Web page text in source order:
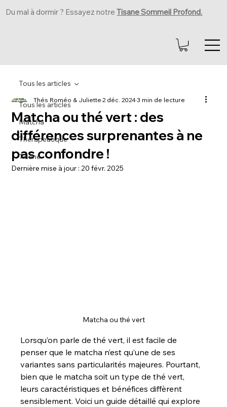
Du mal à dormir ? Essayez notreTisane Sommeil Profond.
Tous les articles
Matcha
Thérapeutique
Tisane
Tous les articles
Matcha ou thé vert : des
différences surprenantes à ne
pas confondre !
Thés Roméo & Juliette2 déc. 20243 min de lecture
Dernière mise à jour :20 févr. 2025
Matcha ou thé vert
Lorsqu’on parle de thé vert, il est facile de
penser que le matcha n’est qu’une de ses
variantes sans particularités majeures. Pourtant,
bien que le matcha soit un type de thé vert,
leurs caractéristiques et bénéfices diffèrent
sensiblement. Voici un guide détaillé qui explore